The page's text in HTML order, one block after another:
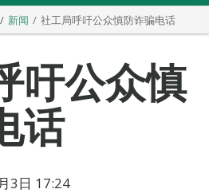
新闻 社工局呼吁公众慎防诈骗电话
吁公众慎
话
3日 17:24